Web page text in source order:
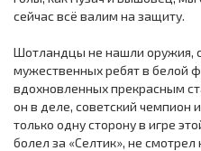
сейчас всё валим на защиту.
Шотландцы не нашли оружия,
мужественных ребят в белой
вдохновленных прекрасным
он в деле, советский чемпион
только одну сторону в игре
болел за «Селтик», не